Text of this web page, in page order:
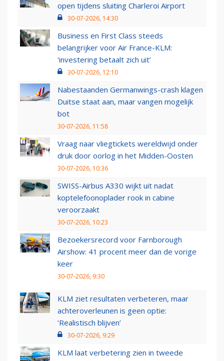
open tijdens sluiting Charleroi Airport
30-07-2026, 14:30
Business en First Class steeds
belangrijker voor Air France-KLM:
‘investering betaalt zich uit’
30-07-2026, 12:10
Nabestaanden Germanwings-crash klagen
Duitse staat aan, maar vangen mogelijk
bot
30-07-2026, 11:58
Vraag naar vliegtickets wereldwijd onder
druk door oorlog in het Midden-Oosten
30-07-2026, 10:36
SWISS-Airbus A330 wijkt uit nadat
koptelefoonoplader rook in cabine
veroorzaakt
30-07-2026, 10:23
Bezoekersrecord voor Farnborough
Airshow: 41 procent meer dan de vorige
keer
30-07-2026, 9:30
KLM ziet resultaten verbeteren, maar
achteroverleunen is geen optie:
‘Realistisch blijven’
30-07-2026, 9:29
KLM laat verbetering zien in tweede